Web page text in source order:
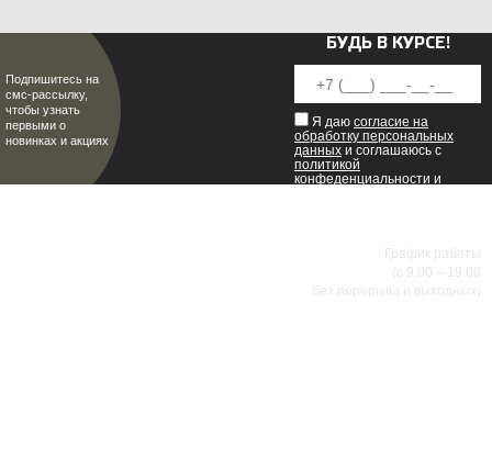
Подпишитесь на
смс-рассылку,
чтобы узнать
первыми о
новинках и акциях
БУДЬ В КУРСЕ!
Я даю согласие на
обработку персональных
данных и соглашаюсь с
политикой
конфеденциальности и
График работы
(с 9.00 – 19.00
без перерыва и выходных)